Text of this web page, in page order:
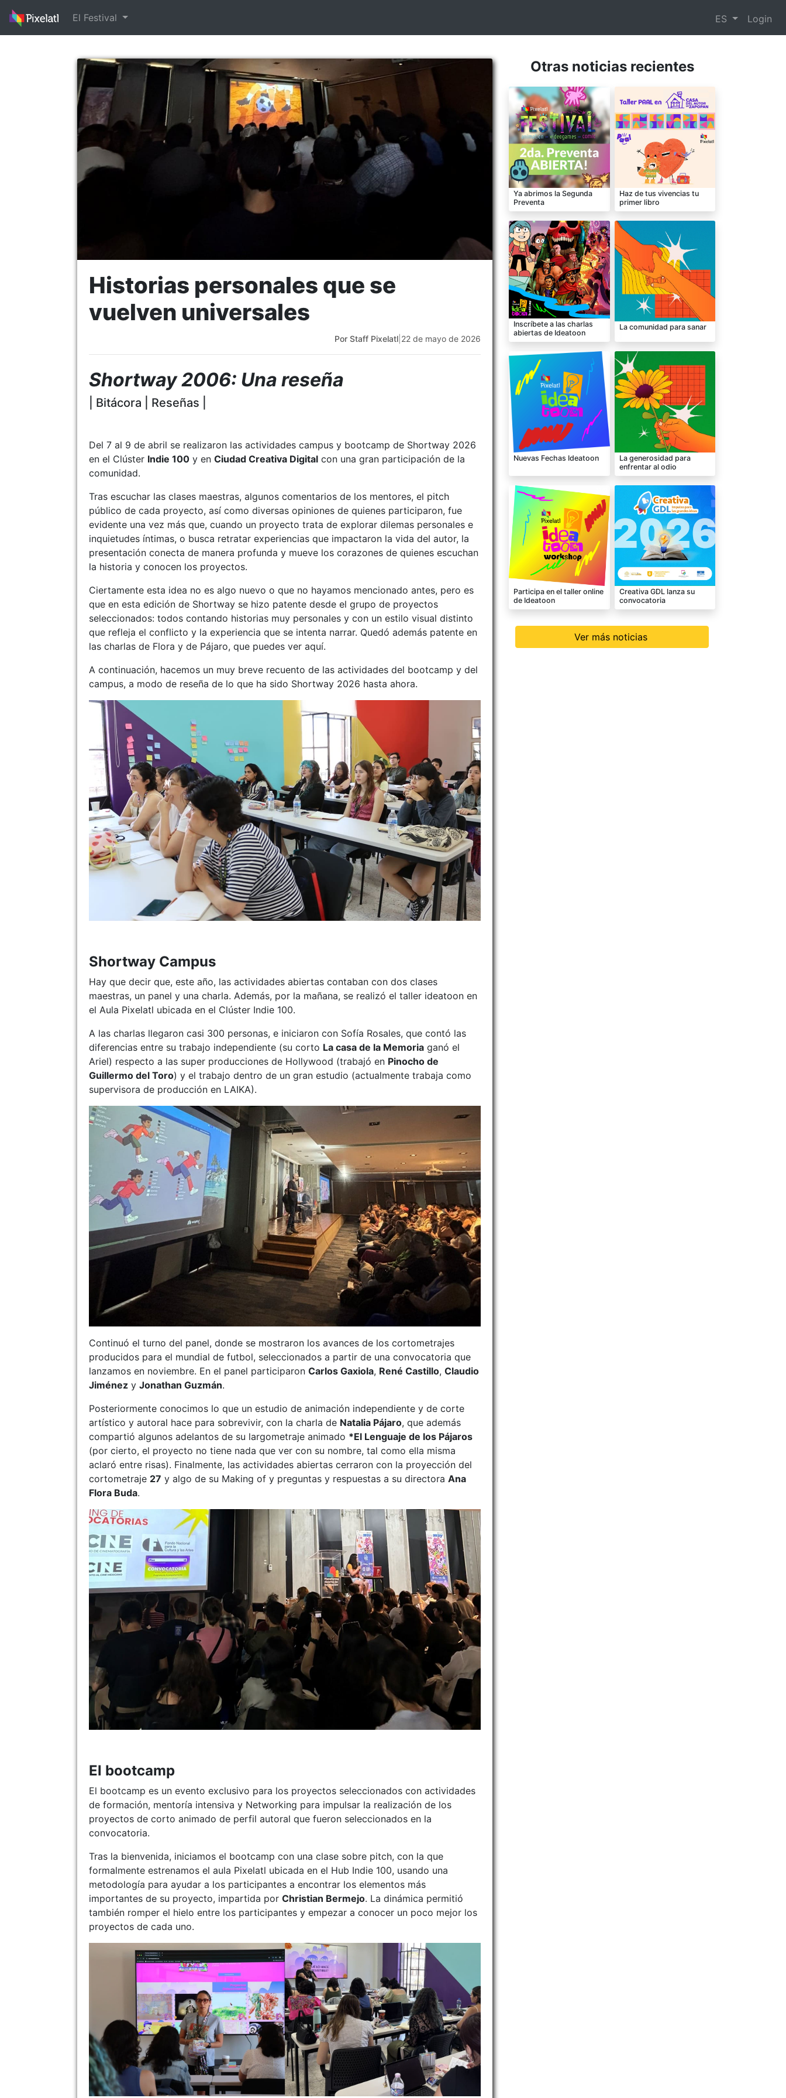
El Festival ES Login
Historias personales que se
vuelven universales
Por Staff Pixelatl 22 de mayo de 2026
Shortway 2006: Una reseña
| Bitácora | Reseñas |
Del 7 al 9 de abril se realizaron las actividades campus y bootcamp de Shortway 2026
en el Clúster Indie 100 y en Ciudad Creativa Digital con una gran participación de la
comunidad.
Tras escuchar las clases maestras, algunos comentarios de los mentores, el pitch
público de cada proyecto, así como diversas opiniones de quienes participaron, fue
evidente una vez más que, cuando un proyecto trata de explorar dilemas personales e
inquietudes íntimas, o busca retratar experiencias que impactaron la vida del autor, la
presentación conecta de manera profunda y mueve los corazones de quienes escuchan
la historia y conocen los proyectos.
Ciertamente esta idea no es algo nuevo o que no hayamos mencionado antes, pero es
que en esta edición de Shortway se hizo patente desde el grupo de proyectos
seleccionados: todos contando historias muy personales y con un estilo visual distinto
que refleja el conflicto y la experiencia que se intenta narrar. Quedó además patente en
las charlas de Flora y de Pájaro, que puedes ver aquí.
A continuación, hacemos un muy breve recuento de las actividades del bootcamp y del
campus, a modo de reseña de lo que ha sido Shortway 2026 hasta ahora.
Shortway Campus
Hay que decir que, este año, las actividades abiertas contaban con dos clases
maestras, un panel y una charla. Además, por la mañana, se realizó el taller ideatoon en
el Aula Pixelatl ubicada en el Clúster Indie 100.
A las charlas llegaron casi 300 personas, e iniciaron con Sofía Rosales, que contó las
diferencias entre su trabajo independiente (su corto La casa de la Memoria ganó el
Ariel) respecto a las super producciones de Hollywood (trabajó en Pinocho de
Guillermo del Toro) y el trabajo dentro de un gran estudio (actualmente trabaja como
supervisora de producción en LAIKA).
Continuó el turno del panel, donde se mostraron los avances de los cortometrajes
producidos para el mundial de futbol, seleccionados a partir de una convocatoria que
lanzamos en noviembre. En el panel participaron Carlos Gaxiola, René Castillo, Claudio
Jiménez y Jonathan Guzmán.
Posteriormente conocimos lo que un estudio de animación independiente y de corte
artístico y autoral hace para sobrevivir, con la charla de Natalia Pájaro, que además
compartió algunos adelantos de su largometraje animado *El Lenguaje de los Pájaros
(por cierto, el proyecto no tiene nada que ver con su nombre, tal como ella misma
aclaró entre risas). Finalmente, las actividades abiertas cerraron con la proyección del
cortometraje 27 y algo de su Making of y preguntas y respuestas a su directora Ana
Flora Buda.
El bootcamp
El bootcamp es un evento exclusivo para los proyectos seleccionados con actividades
de formación, mentoría intensiva y Networking para impulsar la realización de los
proyectos de corto animado de perfil autoral que fueron seleccionados en la
convocatoria.
Tras la bienvenida, iniciamos el bootcamp con una clase sobre pitch, con la que
formalmente estrenamos el aula Pixelatl ubicada en el Hub Indie 100, usando una
metodología para ayudar a los participantes a encontrar los elementos más
importantes de su proyecto, impartida por Christian Bermejo. La dinámica permitió
también romper el hielo entre los participantes y empezar a conocer un poco mejor los
proyectos de cada uno.
Otras noticias recientes
Ya abrimos la Segunda
Preventa
Haz de tus vivencias tu
primer libro
Inscríbete a las charlas
abiertas de Ideatoon
La comunidad para sanar
Nuevas Fechas Ideatoon
La generosidad para
enfrentar al odio
Participa en el taller online
de Ideatoon
Creativa GDL lanza su
convocatoria
Ver más noticias